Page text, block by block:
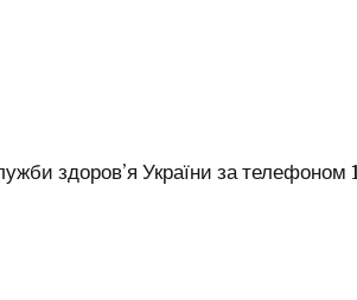
здоров’я України за телефоном